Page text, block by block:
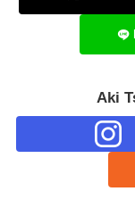
Aki